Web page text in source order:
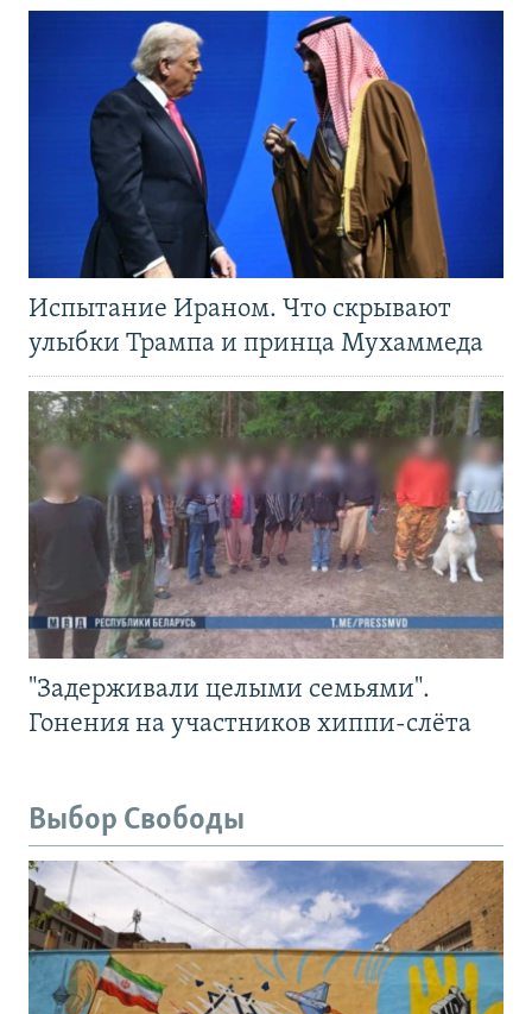
Испытание Ираном. Что скрывают
улыбки Трампа и принца Мухаммеда
"Задерживали целыми семьями".
Гонения на участников хиппи-слёта
Выбор Свободы